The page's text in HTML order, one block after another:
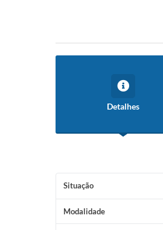
Detalhes
Situação
Modalidade